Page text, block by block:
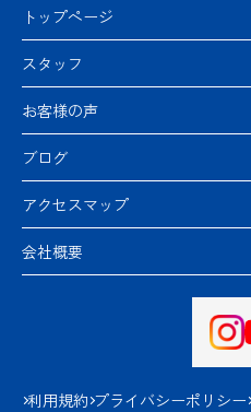
トップページ
スタッフ
お客様の声
ブログ
アクセスマップ
会社概要
利用規約 プライバシーポリシー